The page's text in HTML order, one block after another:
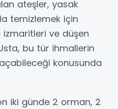
ateşler, yasak
temizlemek için
izmaritleri ve düşen
bu tür ihmallerin
konusunda
iki günde 2 orman, 2